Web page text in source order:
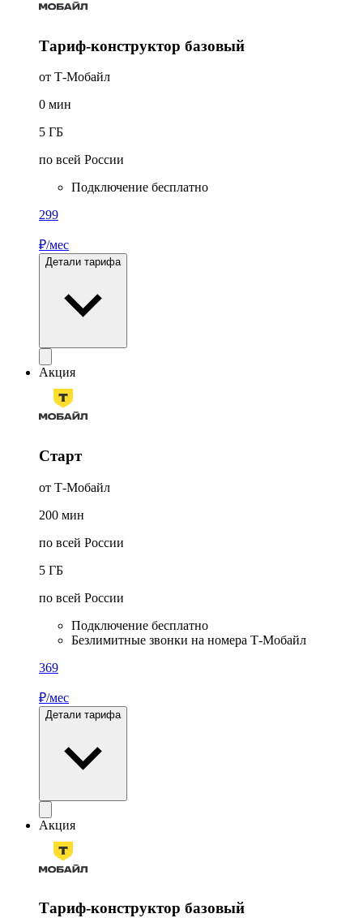
Тариф-конструктор базовый
от Т-Мобайл
0 мин
5 ГБ
по всей России
Подключение бесплатно
299
₽/мес
Детали тарифа
Акция
Старт
от Т-Мобайл
200 мин
по всей России
5 ГБ
по всей России
Подключение бесплатно
Безлимитные звонки на номера Т-Мобайл
369
₽/мес
Детали тарифа
Акция
Тариф-конструктор базовый